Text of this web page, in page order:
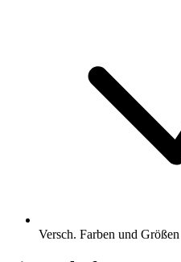
Versch. Farben und Größen